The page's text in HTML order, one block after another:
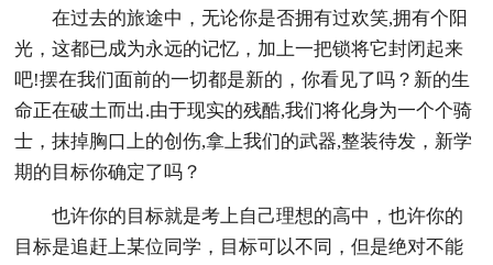
在过去的旅途中，无论你是否拥有过欢笑,拥有个阳
光，这都已成为永远的记忆，加上一把锁将它封闭起来
吧!摆在我们面前的一切都是新的，你看见了吗？新的生
命正在破土而出.由于现实的残酷,我们将化身为一个个骑
士，抹掉胸口上的创伤,拿上我们的武器,整装待发，新学
期的目标你确定了吗？
也许你的目标就是考上自己理想的高中，也许你的
目标是追赶上某位同学，目标可以不同，但是绝对不能